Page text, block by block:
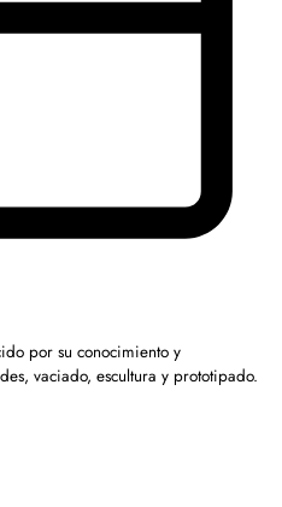
por su conocimiento y
vaciado, escultura y prototipado.